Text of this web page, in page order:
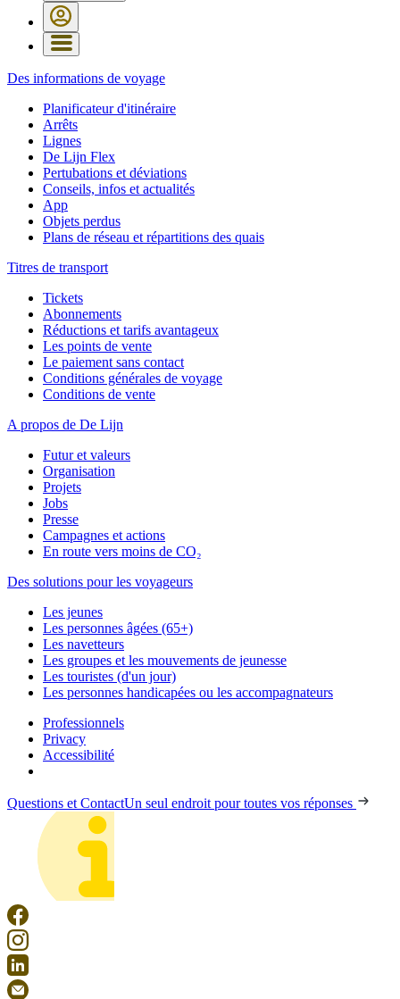
Des informations de voyage
Planificateur d'itinéraire
Arrêts
Lignes
De Lijn Flex
Pertubations et déviations
Conseils, infos et actualités
App
Objets perdus
Plans de réseau et répartitions des quais
Titres de transport
Tickets
Abonnements
Réductions et tarifs avantageux
Les points de vente
Le paiement sans contact
Conditions générales de voyage
Conditions de vente
A propos de De Lijn
Futur et valeurs
Organisation
Projets
Jobs
Presse
Campagnes et actions
En route vers moins de CO₂
Des solutions pour les voyageurs
Les jeunes
Les personnes âgées (65+)
Les navetteurs
Les groupes et les mouvements de jeunesse
Les touristes (d'un jour)
Les personnes handicapées ou les accompagnateurs
Professionnels
Privacy
Accessibilité
Questions et ContactUn seul endroit pour toutes vos réponses